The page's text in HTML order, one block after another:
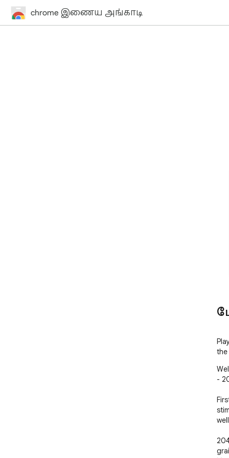
chrome இணைய அங்காடி
the
-